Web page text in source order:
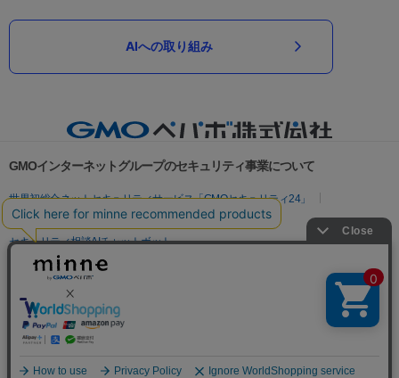
AIへの取り組み
GMOインターネットグループのセキュリティ事業について
世界初総合ネットセキュリティサービス「GMOセキュリティ24」
パスワード漏洩診断
Webサイトリスク診断
セキュリティ相談AIチャットボット
実在証明・盗聴対策
サイバー攻撃対策（GMO Flatt Security）
セキュリティ事業の軌跡